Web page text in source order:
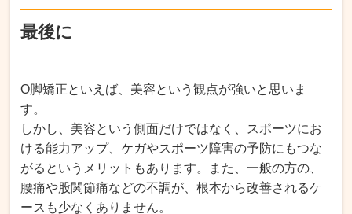
最後に
O脚矯正といえば、美容という観点が強いと思いま
す。
しかし、美容という側面だけではなく、スポーツにお
ける能力アップ、ケガやスポーツ障害の予防にもつな
がるというメリットもあります。
また、一般の方の、
腰痛や股関節痛などの不調が、根本から改善されるケ
ースも少なくありません。